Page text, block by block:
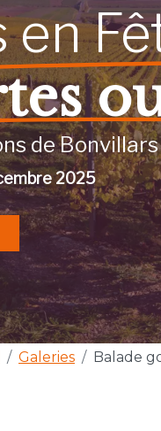
en
de
2025
Galeries Balade